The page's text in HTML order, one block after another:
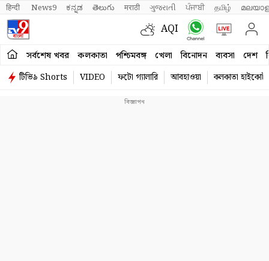
हिन्दी News9 ಕನ್ನಡ తెలుగు मराठी ગુજરાતી ਪੰਜਾਬੀ தமிழ்
AQI
সর্বশেষ খবর কলকাতা পশ্চিমবঙ্গ খেলা বিনোদন ব্যবসা দেশ
টিভি৯ Shorts VIDEO ফটো গ্যালারি আবহাওয়া কলকাতা হাইকোর্ট